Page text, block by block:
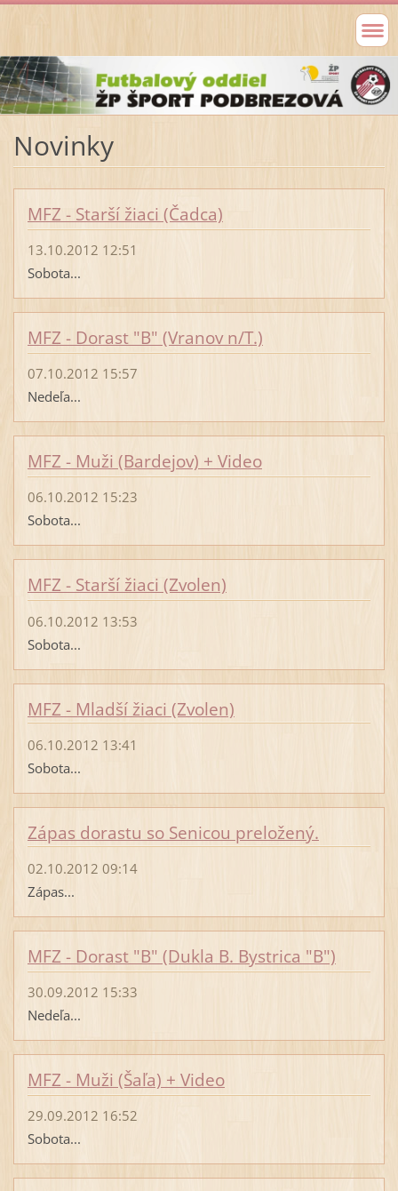
Novinky
MFZ - Starší žiaci (Čadca)
13.10.2012 12:51
Sobota...
MFZ - Dorast "B" (Vranov n/T.)
07.10.2012 15:57
Nedeľa...
MFZ - Muži (Bardejov) + Video
06.10.2012 15:23
Sobota...
MFZ - Starší žiaci (Zvolen)
06.10.2012 13:53
Sobota...
MFZ - Mladší žiaci (Zvolen)
06.10.2012 13:41
Sobota...
Zápas dorastu so Senicou preložený.
02.10.2012 09:14
Zápas...
MFZ - Dorast "B" (Dukla B. Bystrica "B")
30.09.2012 15:33
Nedeľa...
MFZ - Muži (Šaľa) + Video
29.09.2012 16:52
Sobota...